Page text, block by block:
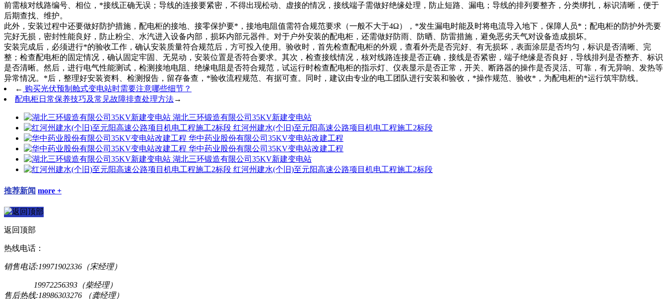
前需核对线路编号、相位，*接线正确无误；导线的连接要紧密，不得出现松动、虚接的情况，接线端子需做好绝缘处理，防止短路、漏电；导线的排列要整齐，分类绑扎，标识清晰，便于
后期查找、维护。
此外，安装过程中还要做好防护措施，配电柜的接地、接零保护要*，接地电阻值需符合规范要求（一般不大于4Ω），*发生漏电时能及时将电流导入地下，保障人员*；配电柜的防护外壳要
完好无损，密封性能良好，防止粉尘、水汽进入设备内部，损坏内部元器件。对于户外安装的配电柜，还需做好防雨、防晒、防雷措施，避免恶劣天气对设备造成损坏。
安装完成后，必须进行*的验收工作，确认安装质量符合规范后，方可投入使用。验收时，首先检查配电柜的外观，查看外壳是否完好、有无损坏，表面涂层是否均匀，标识是否清晰、完
整；检查配电柜的固定情况，确认固定牢固、无晃动，安装位置是否符合要求。其次，检查接线情况，核对线路连接是否正确，接线是否紧密，端子绝缘是否良好，导线排列是否整齐、标识
是否清晰。然后，进行电气性能测试，检测接地电阻、绝缘电阻是否符合规范，试运行时检查配电柜的指示灯、仪表显示是否正常，开关、断路器的操作是否灵活、可靠，有无异响、发热等
异常情况。*后，整理好安装资料、检测报告，留存备查，*验收流程规范、有据可查。同时，建议由专业的电工团队进行安装和验收，*操作规范、验收*，为配电柜的*运行筑牢防线。
← 购买光伏预制舱式变电站时需要注意哪些细节？
配电柜日常保养技巧及常见故障排查处理方法→
湖北三环锻造有限公司35KV新建变电站
红河州建水(个旧)至元阳高速公路项目机电工程施工2标段
华中药业股份有限公司35KV变电站改建工程
华中药业股份有限公司35KV变电站改建工程
湖北三环锻造有限公司35KV新建变电站
红河州建水(个旧)至元阳高速公路项目机电工程施工2标段
推荐新闻 more +
返回顶部
热线电话：
销售电话:19971902336（宋经理）
19972256393（柴经理）
售后热线:18986303276 （龚经理）